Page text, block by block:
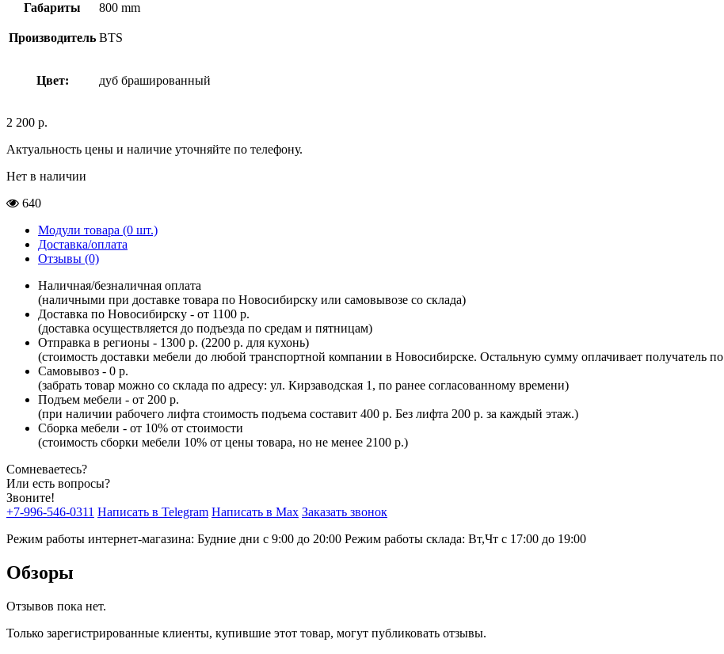
Габариты 800 mm
Производитель BTS
Цвет: дуб брашированный
2 200 р.
Актуальность цены и наличие уточняйте по телефону.
Нет в наличии
640
Модули товара (0 шт.)
Доставка/оплата
Отзывы (0)
Наличная/безналичная оплата
(наличными при доставке товара по Новосибирску или самовывозе со склада)
Доставка по Новосибирску - от 1100 р.
(доставка осуществляется до подъезда по средам и пятницам)
Отправка в регионы - 1300 р. (2200 р. для кухонь)
(стоимость доставки мебели до любой транспортной компании в Новосибирске. Остальную сумму оплачивает получатель
Самовывоз - 0 р.
(забрать товар можно со склада по адресу: ул. Кирзаводская 1, по ранее согласованному времени)
Подъем мебели - от 200 р.
(при наличии рабочего лифта стоимость подъема составит 400 р. Без лифта 200 р. за каждый этаж.)
Сборка мебели - от 10% от стоимости
(стоимость сборки мебели 10% от цены товара, но не менее 2100 р.)
Сомневаетесь?
Или есть вопросы?
Звоните!
+7-996-546-0311 Написать в Telegram Написать в Max Заказать звонок
Режим работы интернет-магазина: Будние дни с 9:00 до 20:00 Режим работы склада: Вт,Чт с 17:00 до 19:00
Обзоры
Отзывов пока нет.
Только зарегистрированные клиенты, купившие этот товар, могут публиковать отзывы.